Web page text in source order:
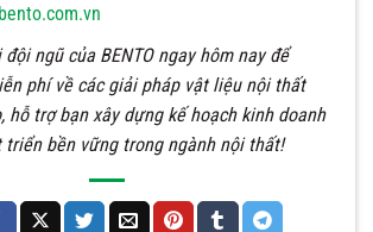
ngũ của BENTO ngay hôm nay để
phí về các giải pháp vật liệu nội thất
hỗ trợ bạn xây dựng kế hoạch kinh doanh
triển bền vững trong ngành nội thất!